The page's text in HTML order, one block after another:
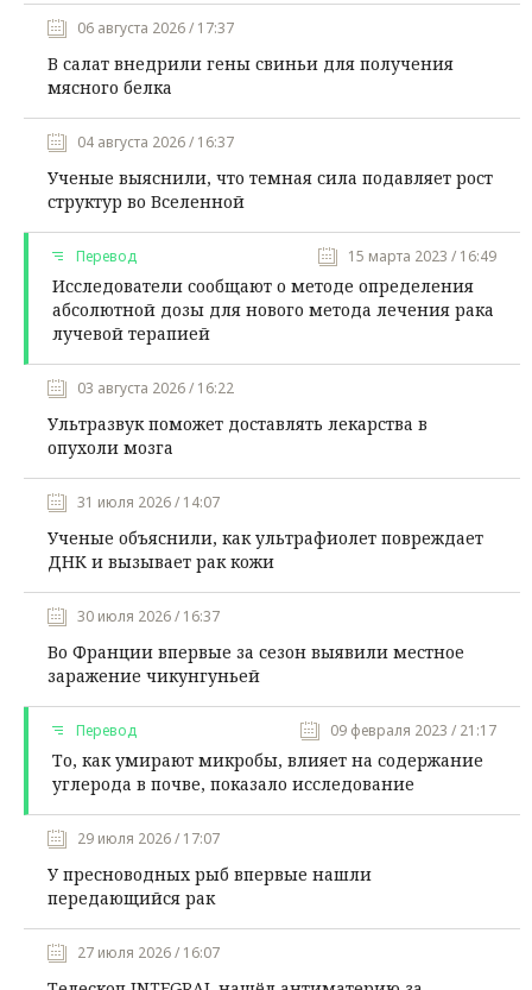
06 августа 2026 / 17:37
В салат внедрили гены свиньи для получения
мясного белка
04 августа 2026 / 16:37
Ученые выяснили, что темная сила подавляет рост
структур во Вселенной
Перевод 15 марта 2023 / 16:49
Исследователи сообщают о методе определения
абсолютной дозы для нового метода лечения рака
лучевой терапией
03 августа 2026 / 16:22
Ультразвук поможет доставлять лекарства в
опухоли мозга
31 июля 2026 / 14:07
Ученые объяснили, как ультрафиолет повреждает
ДНК и вызывает рак кожи
30 июля 2026 / 16:37
Во Франции впервые за сезон выявили местное
заражение чикунгуньей
Перевод 09 февраля 2023 / 21:17
То, как умирают микробы, влияет на содержание
углерода в почве, показало исследование
29 июля 2026 / 17:07
У пресноводных рыб впервые нашли
передающийся рак
27 июля 2026 / 16:07